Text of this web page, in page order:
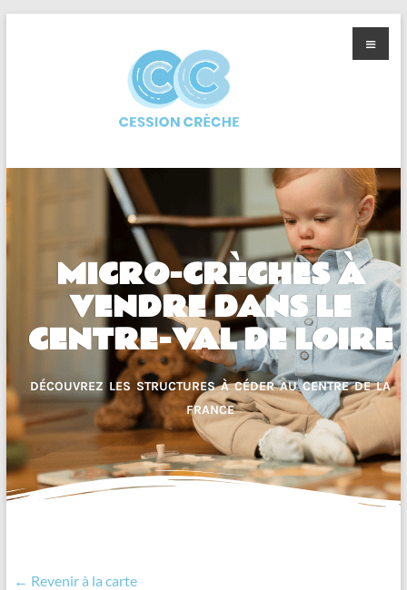
MICRO-CRÈCHES À
VENDRE DANS LE
CENTRE-VAL DE LOIRE
DÉCOUVREZ LES STRUCTURES À CÉDER AU CENTRE DE LA
FRANCE
← Revenir à la carte